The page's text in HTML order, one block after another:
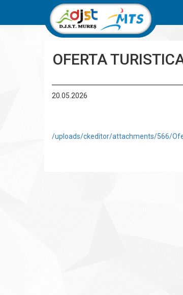
OFERTA
20.05.2026
/uploads/ckeditor/attachments/566/